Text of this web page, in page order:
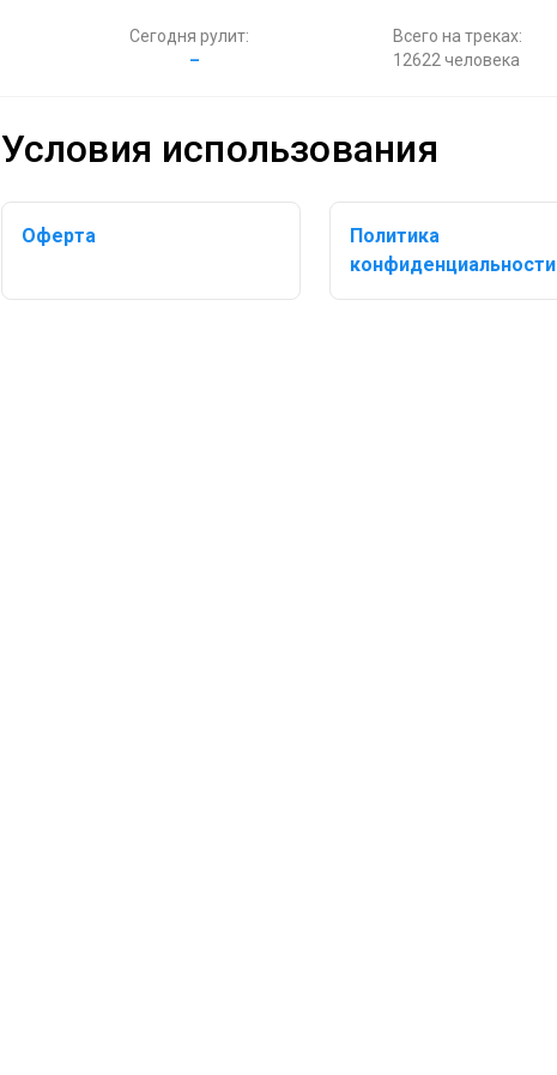
Сегодня рулит:
–
Всего на треках:
12622 человека
Условия использования
Оферта
Политика
конфиденциальности